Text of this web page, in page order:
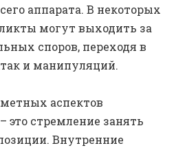
аппарата. В некоторых
могут выходить за
споров, переходя в
и манипуляций.
аспектов
это стремление занять
Внутренние